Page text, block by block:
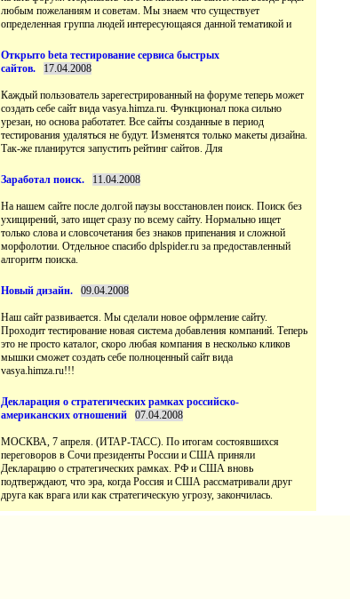
любым пожеланиям и советам. Мы знаем что существует
Открыто beta тестирование сервиса быстрых
Каждый пользователь зарегестрированный на форуме теперь может
создать себе сайт вида vasya.himza.ru. Функционал пока сильно
урезан, но основа работатет. Все сайты созданные в период
тестирования удаляться не будут. Изменятся только макеты дизайна.
На нашем сайте после долгой паузы восстановлен поиск. Поиск без
ухищирений, зато ищет сразу по всему сайту. Нормально ищет
только слова и словсочетания без знаков припенания и сложной
морфолотии. Отдельное спасибо dplspider.ru за предоставленный
Наш сайт развивается. Мы сделали новое офрмление сайту.
Проходит тестирование новая система добавления компаний. Теперь
это не просто каталог, скоро любая компания в несколько кликов
мышки сможет создать себе полноценный сайт вида
vasya.himza.ru!!!
МОСКВА, 7 апреля. (ИТАР-ТАСС). По итогам состоявшихся
переговоров в Сочи президенты России и США приняли
Декларацию о стратегических рамках. РФ и США вновь
подтверждают, что эра, когда Россия и США рассматривали друг